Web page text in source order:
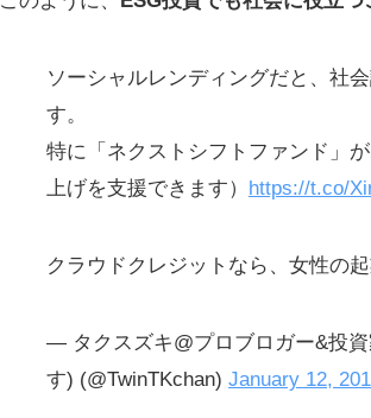
ソーシャルレンディングだと、社
す。
特に「ネクストシフトファンド」
上げを支援できます） https://t.co/
クラウドクレジットなら、女性の
— タクスズキ@プロブロガー&投
す) (@TwinTKchan) January 12,